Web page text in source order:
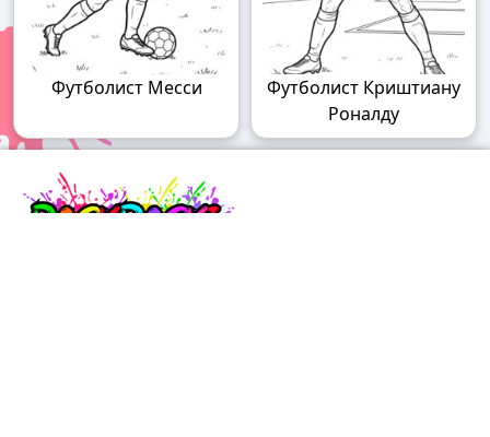
Футболист Месси
Футболист Криштиану
Роналду